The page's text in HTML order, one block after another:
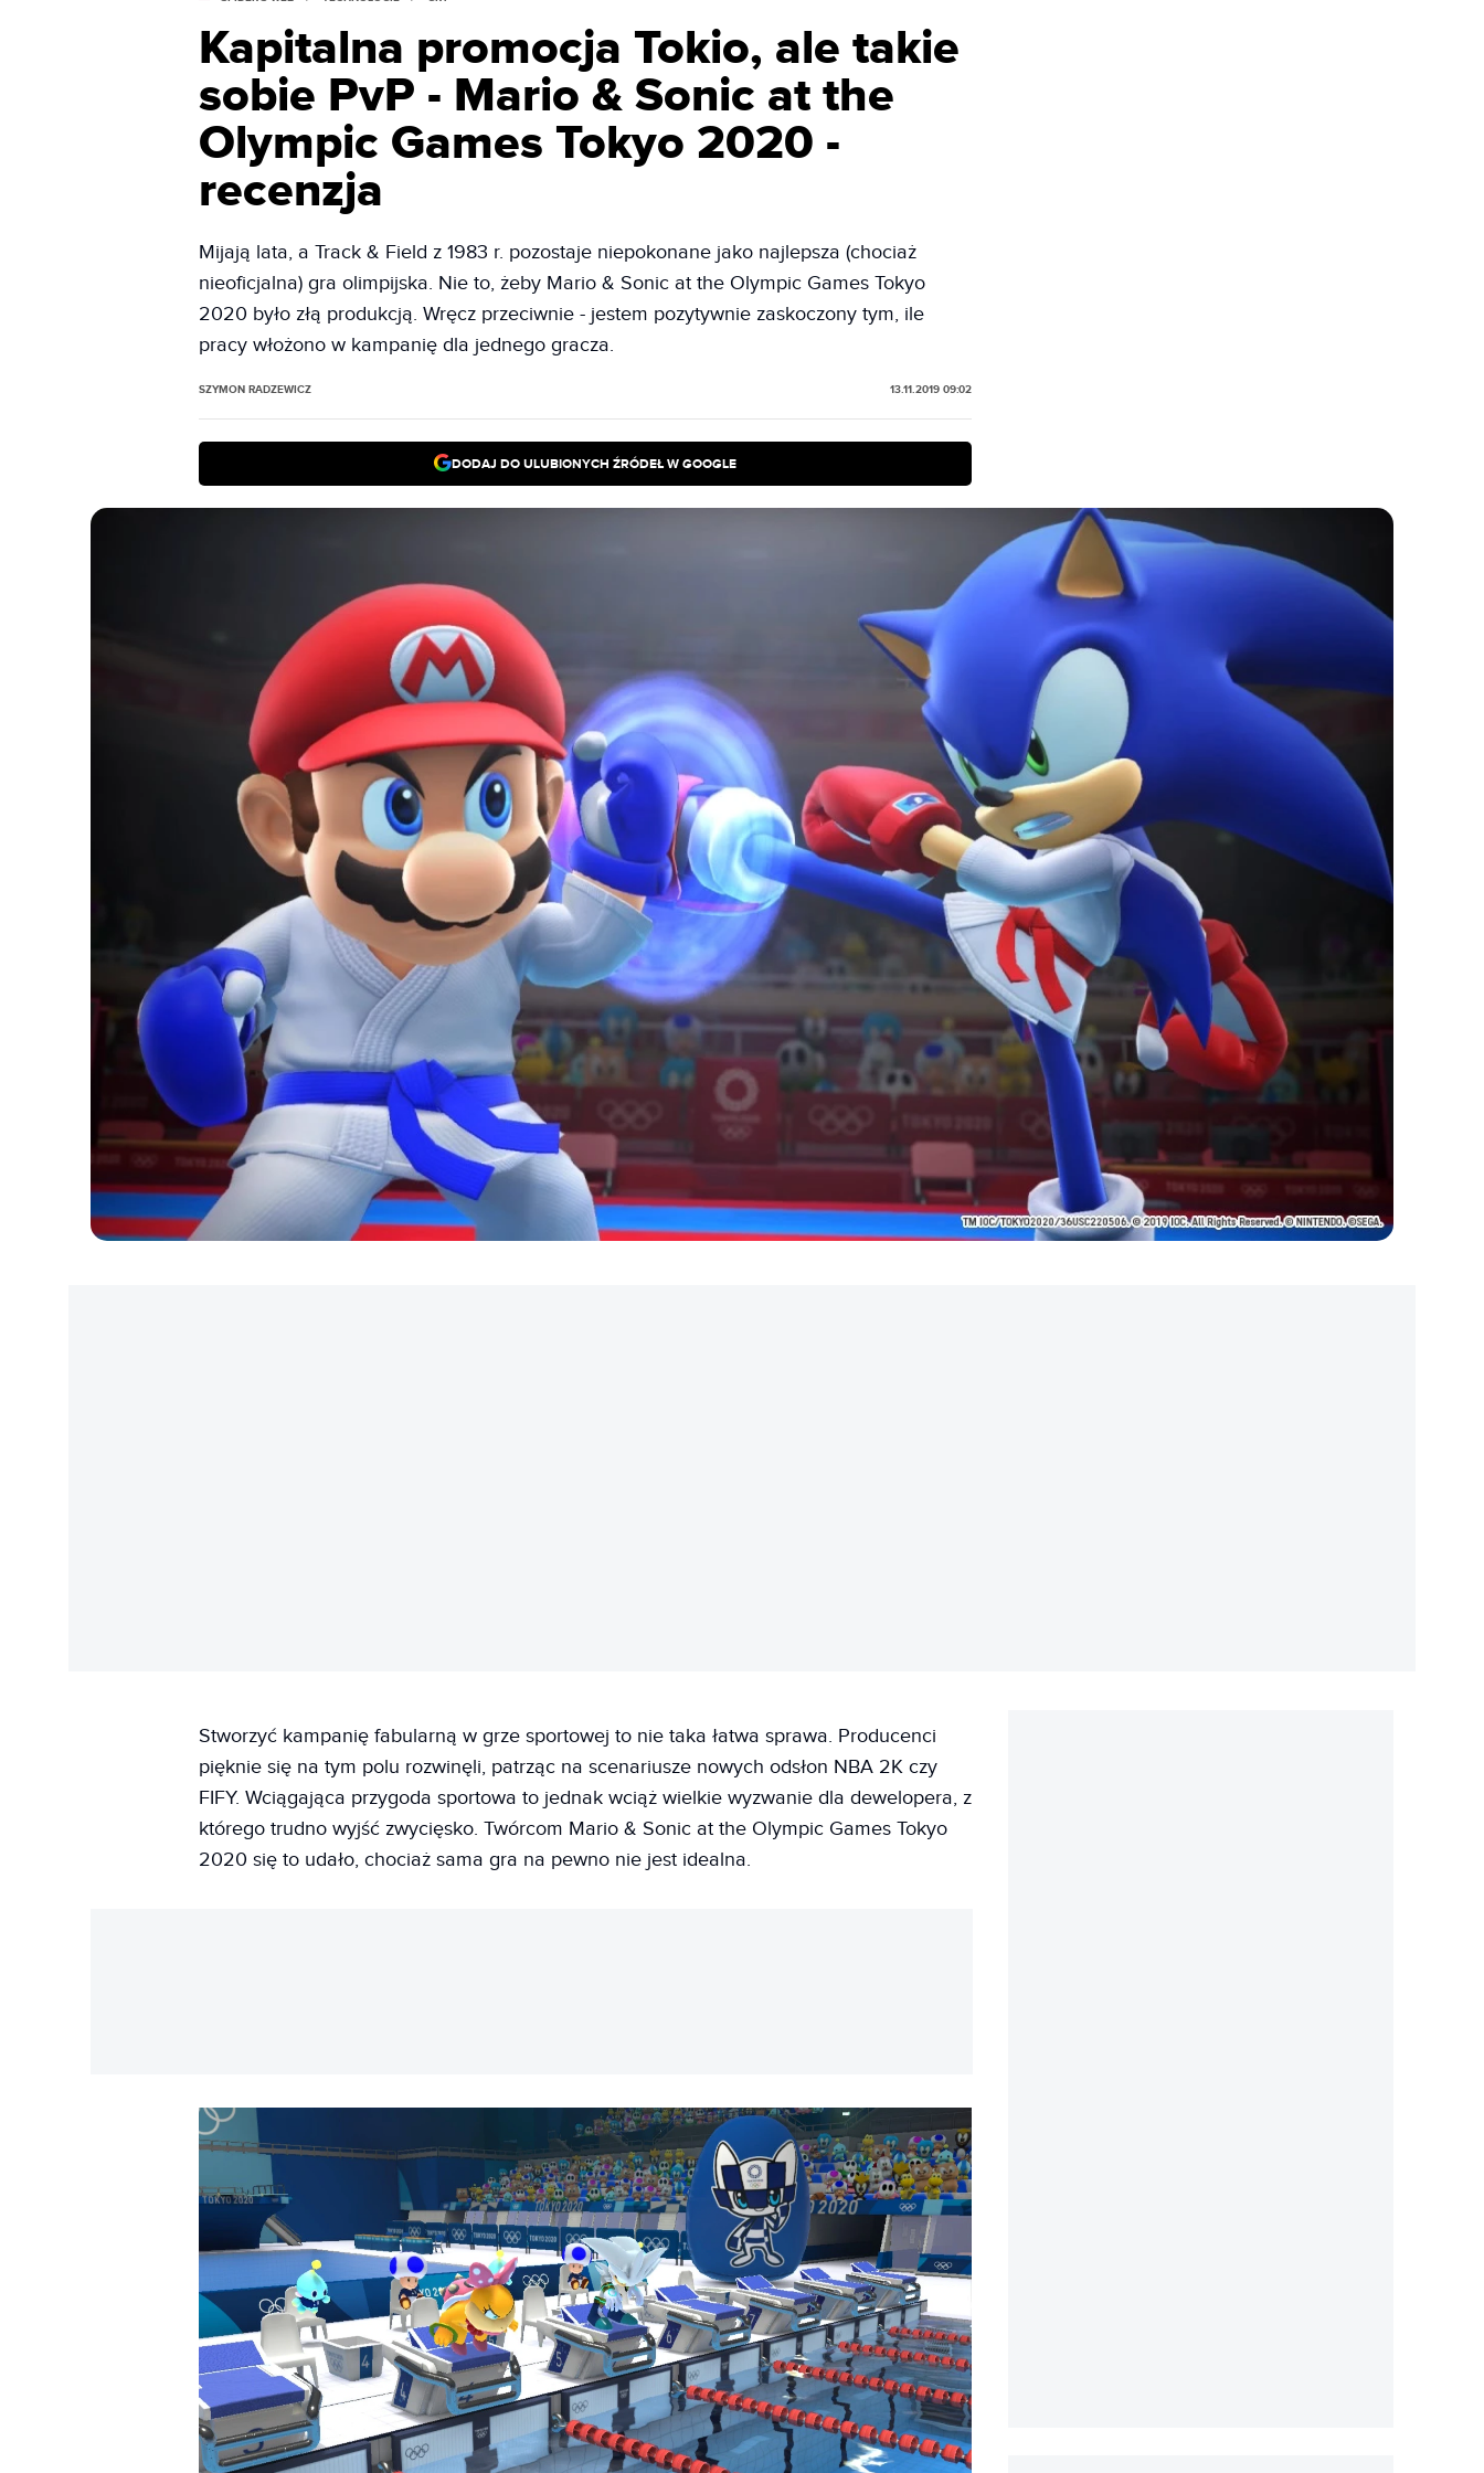
Kapitalna promocja Tokio, ale takie
sobie PvP - Mario & Sonic at the
Olympic Games Tokyo 2020 -
recenzja
Mijają lata, a Track & Field z 1983 r. pozostaje niepokonane jako najlepsza (chociaż
nieoficjalna) gra olimpijska. Nie to, żeby Mario & Sonic at the Olympic Games Tokyo
2020 było złą produkcją. Wręcz przeciwnie - jestem pozytywnie zaskoczony tym, ile
pracy włożono w kampanię dla jednego gracza.
SZYMON RADZEWICZ 13.11.2019 09:02
DODAJ DO ULUBIONYCH ŹRÓDEŁ W GOOGLE
Stworzyć kampanię fabularną w grze sportowej to nie taka łatwa sprawa. Producenci
pięknie się na tym polu rozwinęli, patrząc na scenariusze nowych odsłon NBA 2K czy
FIFY. Wciągająca przygoda sportowa to jednak wciąż wielkie wyzwanie dla dewelopera, z
którego trudno wyjść zwycięsko. Twórcom Mario & Sonic at the Olympic Games Tokyo
2020 się to udało, chociaż sama gra na pewno nie jest idealna.